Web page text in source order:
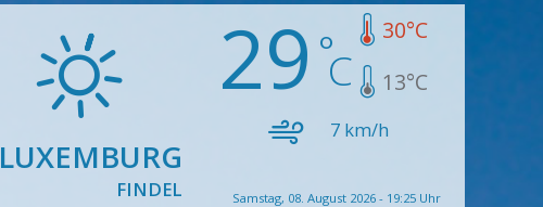
LUXEMBURG
FINDEL
29 30°C
13°C
7 km/h
Samstag, 08. August 2026 - 19:25 Uhr